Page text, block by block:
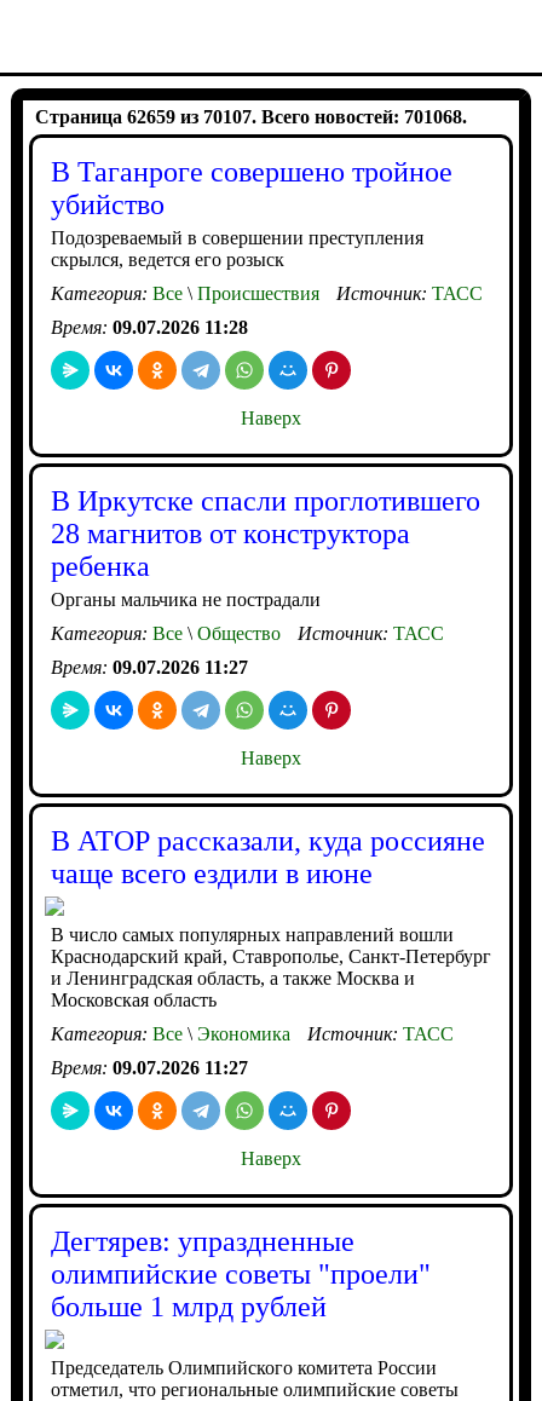
Страница 62659 из 70107. Всего новостей: 701068.
В Таганроге совершено тройное
убийство
Подозреваемый в совершении преступления
скрылся, ведется его розыск
Категория: Все\Происшествия Источник: ТАСС
Время: 09.07.2026 11:28
Наверх
В Иркутске спасли проглотившего
28 магнитов от конструктора
ребенка
Органы мальчика не пострадали
Категория: Все\Общество Источник: ТАСС
Время: 09.07.2026 11:27
Наверх
В АТОР рассказали, куда россияне
чаще всего ездили в июне
В число самых популярных направлений вошли
Краснодарский край, Ставрополье, Санкт-Петербург
и Ленинградская область, а также Москва и
Московская область
Категория: Все\Экономика Источник: ТАСС
Время: 09.07.2026 11:27
Наверх
Дегтярев: упраздненные
олимпийские советы "проели"
больше 1 млрд рублей
Председатель Олимпийского комитета России
отметил, что региональные олимпийские советы